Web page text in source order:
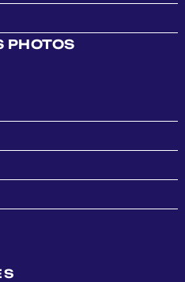
PHOTOS